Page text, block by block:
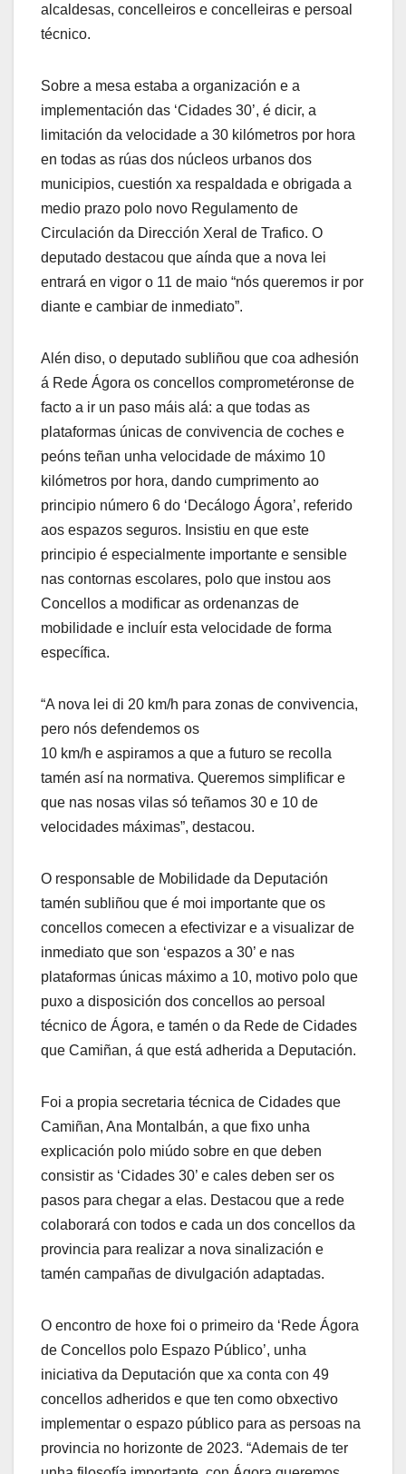
alcaldesas, concelleiros e concelleiras e persoal
técnico.
Sobre a mesa estaba a organización e a
implementación das ‘Cidades 30’, é dicir, a
limitación da velocidade a 30 kilómetros por hora
en todas as rúas dos núcleos urbanos dos
municipios, cuestión xa respaldada e obrigada a
medio prazo polo novo Regulamento de
Circulación da Dirección Xeral de Trafico. O
deputado destacou que aínda que a nova lei
entrará en vigor o 11 de maio “nós queremos ir por
diante e cambiar de inmediato”.
Alén diso, o deputado subliñou que coa adhesión
á Rede Ágora os concellos comprometéronse de
facto a ir un paso máis alá: a que todas as
plataformas únicas de convivencia de coches e
peóns teñan unha velocidade de máximo 10
kilómetros por hora, dando cumprimento ao
principio número 6 do ‘Decálogo Ágora’, referido
aos espazos seguros. Insistiu en que este
principio é especialmente importante e sensible
nas contornas escolares, polo que instou aos
Concellos a modificar as ordenanzas de
mobilidade e incluír esta velocidade de forma
específica.
“A nova lei di 20 km/h para zonas de convivencia,
pero nós defendemos os
10 km/h e aspiramos a que a futuro se recolla
tamén así na normativa. Queremos simplificar e
que nas nosas vilas só teñamos 30 e 10 de
velocidades máximas”, destacou.
O responsable de Mobilidade da Deputación
tamén subliñou que é moi importante que os
concellos comecen a efectivizar e a visualizar de
inmediato que son ‘espazos a 30’ e nas
plataformas únicas máximo a 10, motivo polo que
puxo a disposición dos concellos ao persoal
técnico de Ágora, e tamén o da Rede de Cidades
que Camiñan, á que está adherida a Deputación.
Foi a propia secretaria técnica de Cidades que
Camiñan, Ana Montalbán, a que fixo unha
explicación polo miúdo sobre en que deben
consistir as ‘Cidades 30’ e cales deben ser os
pasos para chegar a elas. Destacou que a rede
colaborará con todos e cada un dos concellos da
provincia para realizar a nova sinalización e
tamén campañas de divulgación adaptadas.
O encontro de hoxe foi o primeiro da ‘Rede Ágora
de Concellos polo Espazo Público’, unha
iniciativa da Deputación que xa conta con 49
concellos adheridos e que ten como obxectivo
implementar o espazo público para as persoas na
provincia no horizonte de 2023. “Ademais de ter